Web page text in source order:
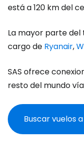
está a 120 km del
La mayor parte
cargo de Ryanair,
SAS ofrece
resto del mundo
Buscar vuelos